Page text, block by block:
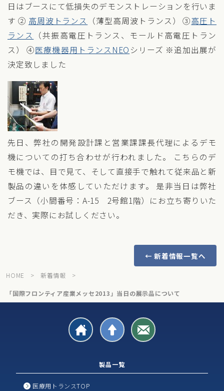
日はブースにて低損失のデモンストレーションを行いま
す ② 高周波トランス （薄型高周波トランス） ③高圧ト
ランス
（共振高電圧トランス、モールド高電圧トラン
ス） ④医療機器用トランスNEO シリーズ ※追加出展が
決定致しました
先日、弊社の開発設計課と営業課課長代理によるデモ
機についての打ち合わせが行われました。 こちらのデ
モ機では、目で見て、そして直接手で触れて従来品と新
製品の違いを体感していただけます。 是非当日は弊社
ブース（小間番号：A-15 2号館1階）にお立ち寄りいた
だき、実際にお試しください。
← 新着情報一覧へ
HOME > 新着情報 >
「国際フロンティア産業メッセ2013」当日の展示品について
製品一覧
医療用トランスTOP